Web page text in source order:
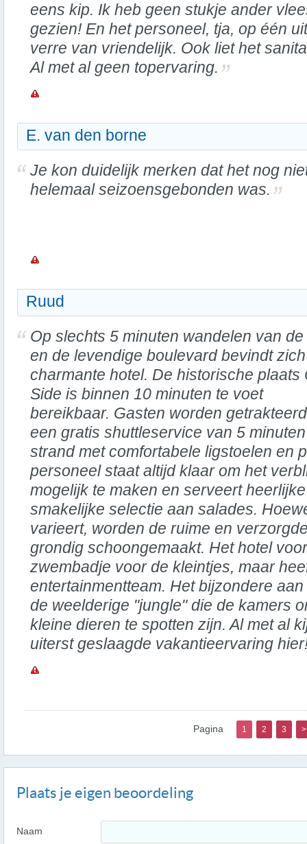
eens kip. Ik heb geen stukje ander
gezien! En het personeel, tja, op één
verre van vriendelijk. Ook liet het
Al met al geen topervaring.
E. van den borne
Je kon duidelijk merken dat het nog
helemaal seizoensgebonden was.
Ruud
Op slechts 5 minuten wandelen van
en de levendige boulevard bevindt
charmante hotel. De historische plaats
Side is binnen 10 minuten te voet
bereikbaar. Gasten worden
een gratis shuttleservice van 5
strand met comfortabele ligstoelen en
personeel staat altijd klaar om het
mogelijk te maken en serveert
smakelijke selectie aan salades.
varieert, worden de ruime en
grondig schoongemaakt. Het hotel
zwembadje voor de kleintjes, maar
entertainmentteam. Het bijzondere
de weelderige "jungle" die de kamers
kleine dieren te spotten zijn. Al met al
uiterst geslaagde vakantieervaring
Pagina 1 2 3 >
Plaats je eigen beoordeling
Naam